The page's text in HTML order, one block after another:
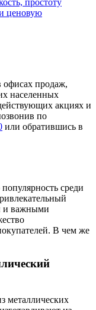
ценовую
офисах продаж,
населенных
акциях и
по
или обратившись в
среди
и важными
В чем же
металлических